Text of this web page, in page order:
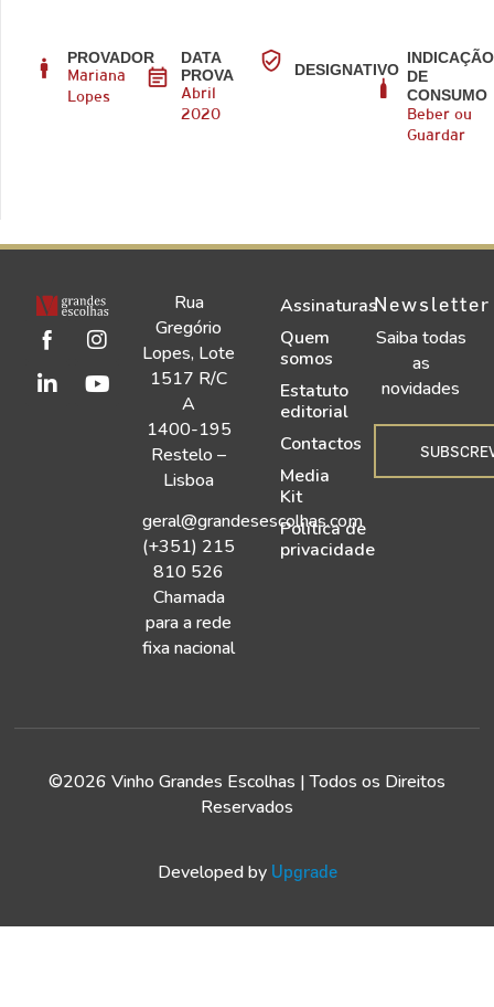
PROVADOR
Mariana
Lopes
DATA
PROVA
Abril
2020
DESIGNATIVO
INDICAÇÃO
DE
CONSUMO
Beber ou
Guardar
Rua
Gregório
Lopes, Lote
1517 R/C
A
1400-195
Restelo –
Lisboa
geral@grandesescolhas.com
(+351) 215
810 526
Chamada
para a rede
fixa nacional
Assinaturas
Quem
somos
Estatuto
editorial
Contactos
Media
Kit
Política de
privacidade
Newsletter
Saiba todas
as
novidades
©2026 Vinho Grandes Escolhas | Todos os Direitos
Reservados
Developed by Upgrade